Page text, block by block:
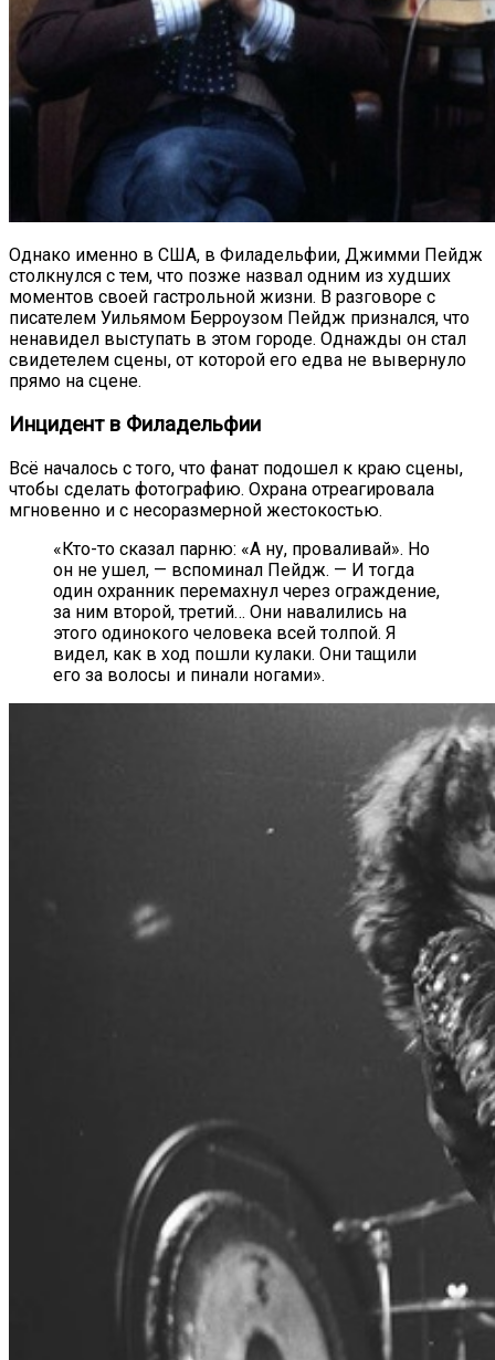
Однако именно в США, в Филадельфии, Джимми Пейдж
столкнулся с тем, что позже назвал одним из худших
моментов своей гастрольной жизни. В разговоре с
писателем Уильямом Берроузом Пейдж признался, что
ненавидел выступать в этом городе. Однажды он стал
свидетелем сцены, от которой его едва не вывернуло
прямо на сцене.
Инцидент в Филадельфии
Всё началось с того, что фанат подошел к краю сцены,
чтобы сделать фотографию. Охрана отреагировала
мгновенно и с несоразмерной жестокостью.
«Кто-то сказал парню: «А ну, проваливай». Но
он не ушел, — вспоминал Пейдж. — И тогда
один охранник перемахнул через ограждение,
за ним второй, третий… Они навалились на
этого одинокого человека всей толпой. Я
видел, как в ход пошли кулаки. Они тащили
его за волосы и пинали ногами».